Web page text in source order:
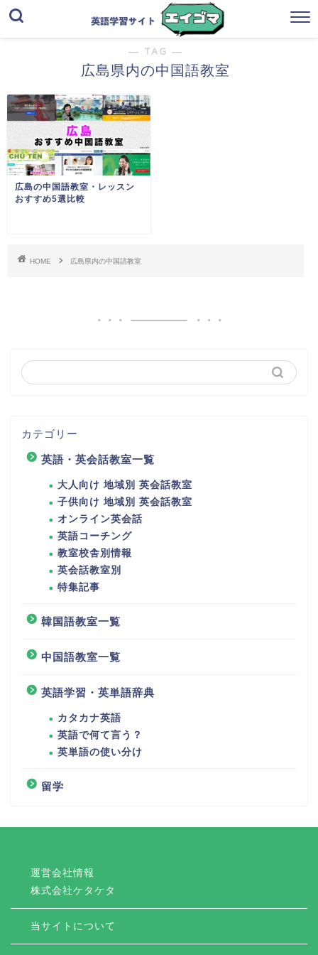
― TAG ―
広島県内の中国語教室
広島の中国語教室・レッスン
おすすめ5選比較
HOME 広島県内の中国語教室
カテゴリー
英語・英会話教室一覧
大人向け 地域別 英会話教室
子供向け 地域別 英会話教室
オンライン英会話
英語コーチング
教室校舎別情報
英会話教室別
特集記事
韓国語教室一覧
中国語教室一覧
英語学習・英単語辞典
カタカナ英語
英語で何て言う？
英単語の使い分け
留学
運営会社情報
株式会社ケタケタ
当サイトについて